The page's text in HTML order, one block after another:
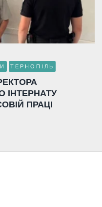
ТЕРНОПІЛЬ
ІНТЕРНАТУ
ПРАЦІ